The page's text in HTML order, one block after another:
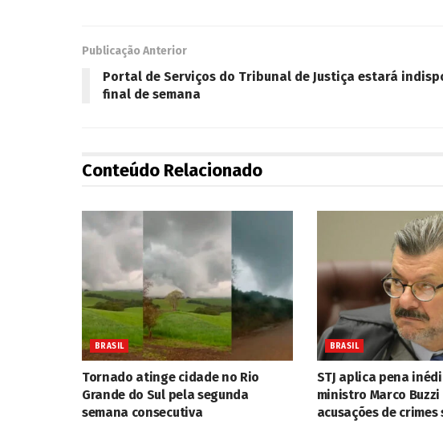
Publicação Anterior
Portal de Serviços do Tribunal de Justiça estará
final de semana
Conteúdo Relacionado
BRASIL
Tornado atinge cidade no Rio
Grande do Sul pela segunda
semana consecutiva
BRASIL
STJ aplica pena
ministro Marco
acusações de crimes